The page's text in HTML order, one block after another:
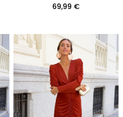
69,99 €